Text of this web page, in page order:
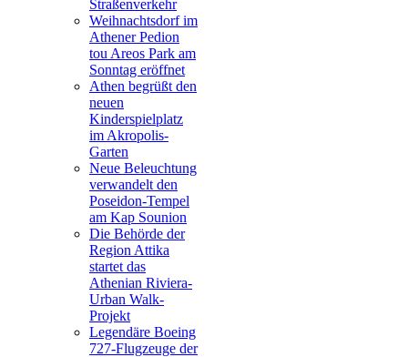
Straßenverkehr
Weihnachtsdorf im
Athener Pedion
tou Areos Park am
Sonntag eröffnet
Athen begrüßt den
neuen
Kinderspielplatz
im Akropolis-
Garten
Neue Beleuchtung
verwandelt den
Poseidon-Tempel
am Kap Sounion
Die Behörde der
Region Attika
startet das
Athenian Riviera-
Urban Walk-
Projekt
Legendäre Boeing
727-Flugzeuge der